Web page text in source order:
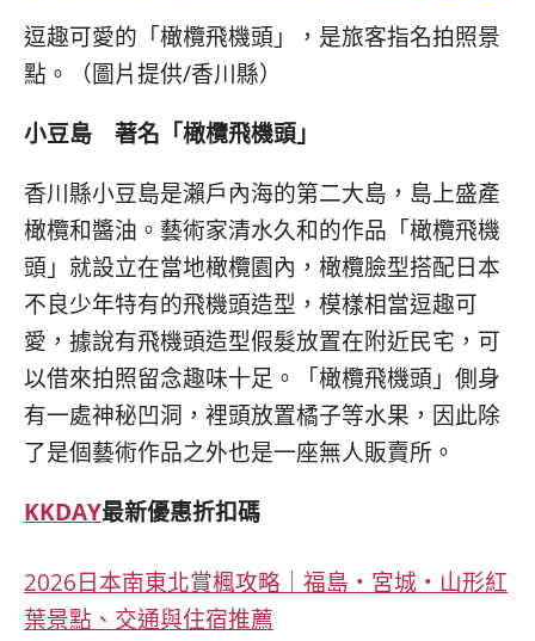
逗趣可愛的「橄欖飛機頭」，是旅客指名拍照景
點。（圖片提供/香川縣）
小豆島 著名「橄欖飛機頭」
香川縣小豆島是瀨戶內海的第二大島，島上盛產
橄欖和醬油。藝術家清水久和的作品「橄欖飛機
頭」就設立在當地橄欖園內，橄欖臉型搭配日本
不良少年特有的飛機頭造型，模樣相當逗趣可
愛，據說有飛機頭造型假髮放置在附近民宅，可
以借來拍照留念趣味十足。「橄欖飛機頭」側身
有一處神秘凹洞，裡頭放置橘子等水果，因此除
了是個藝術作品之外也是一座無人販賣所。
KKDAY最新優惠折扣碼
2026日本南東北賞楓攻略｜福島・宮城・山形紅
葉景點、交通與住宿推薦